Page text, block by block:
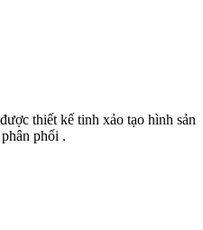
thiết kế tinh xảo tạo hình sản
phân phối .